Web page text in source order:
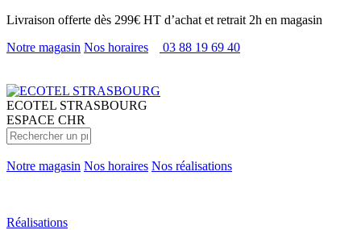
Livraison offerte dès 299€ HT d’achat et retrait 2h en magasin
Notre magasin Nos horaires 03 88 19 69 40
ECOTEL STRASBOURG
ESPACE CHR
Notre magasin Nos horaires Nos réalisations
Réalisations